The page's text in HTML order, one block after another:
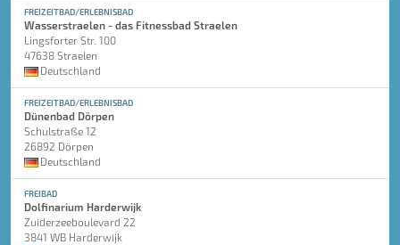
FREIZEITBAD/ERLEBNISBAD
Wasserstraelen - das Fitnessbad Straelen
Lingsforter Str. 100
47638 Straelen
Deutschland
FREIZEITBAD/ERLEBNISBAD
Dünenbad Dörpen
Schulstraße 12
26892 Dörpen
Deutschland
FREIBAD
Dolfinarium Harderwijk
Zuiderzeeboulevard 22
3841 WB Harderwijk